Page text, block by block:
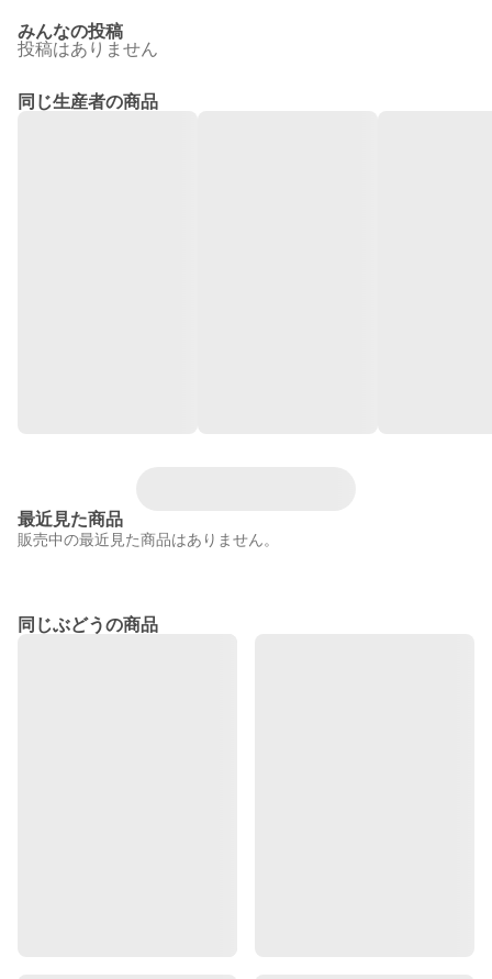
みんなの投稿
投稿はありません
同じ生産者の商品
最近見た商品
販売中の最近見た商品はありません。
同じぶどうの商品